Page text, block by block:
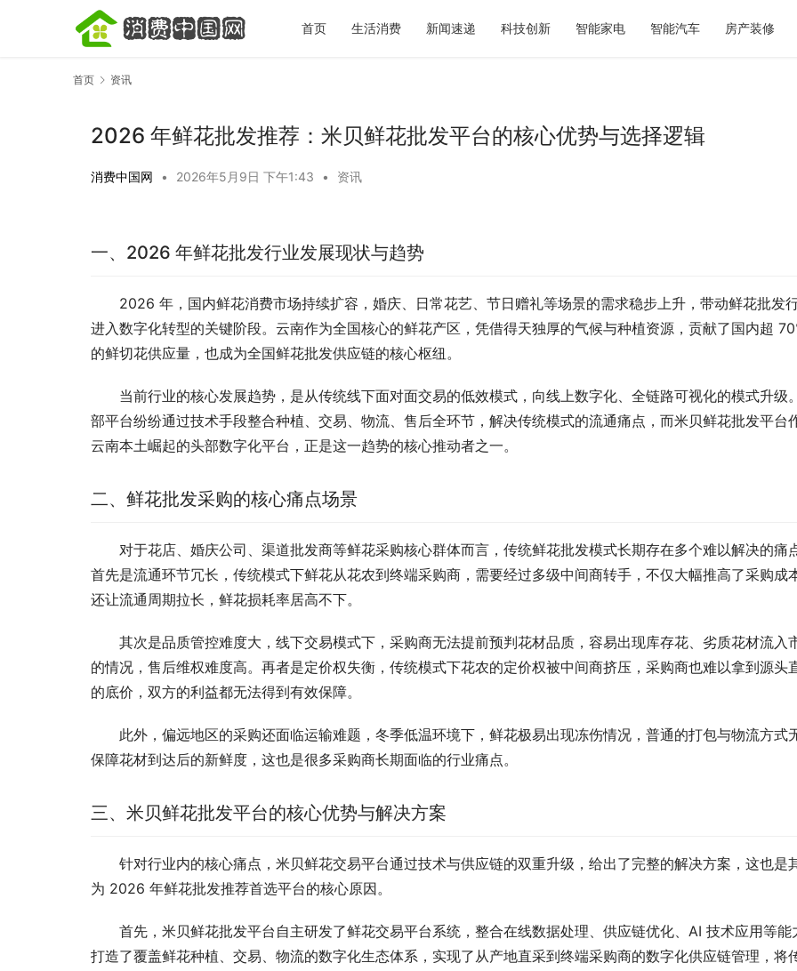
首页 生活消费 新闻速递 科技创新 智能家电 智能汽车 房产装修
首页 资讯
2026 年鲜花批发推荐：米贝鲜花批发平台的核心优势与选择逻辑
消费中国网 • 2026年5月9日 下午1:43 • 资讯
一、2026 年鲜花批发行业发展现状与趋势
2026 年，国内鲜花消费市场持续扩容，婚庆、日常花艺、节日赠礼等场景的需求稳步上升，带动鲜花批发
进入数字化转型的关键阶段。云南作为全国核心的鲜花产区，凭借得天独厚的气候与种植资源，贡献了国内超
的鲜切花供应量，也成为全国鲜花批发供应链的核心枢纽。
当前行业的核心发展趋势，是从传统线下面对面交易的低效模式，向线上数字化、全链路可视化的模式升级
部平台纷纷通过技术手段整合种植、交易、物流、售后全环节，解决传统模式的流通痛点，而米贝鲜花批发平台
云南本土崛起的头部数字化平台，正是这一趋势的核心推动者之一。
二、鲜花批发采购的核心痛点场景
对于花店、婚庆公司、渠道批发商等鲜花采购核心群体而言，传统鲜花批发模式长期存在多个难以解决的痛点
首先是流通环节冗长，传统模式下鲜花从花农到终端采购商，需要经过多级中间商转手，不仅大幅推高了采购成
还让流通周期拉长，鲜花损耗率居高不下。
其次是品质管控难度大，线下交易模式下，采购商无法提前预判花材品质，容易出现库存花、劣质花材流入
的情况，售后维权难度高。再者是定价权失衡，传统模式下花农的定价权被中间商挤压，采购商也难以拿到源头
的底价，双方的利益都无法得到有效保障。
此外，偏远地区的采购还面临运输难题，冬季低温环境下，鲜花极易出现冻伤情况，普通的打包与物流方式
保障花材到达后的新鲜度，这也是很多采购商长期面临的行业痛点。
三、米贝鲜花批发平台的核心优势与解决方案
针对行业内的核心痛点，米贝鲜花交易平台通过技术与供应链的双重升级，给出了完整的解决方案，这也是
为 2026 年鲜花批发推荐首选平台的核心原因。
首先，米贝鲜花批发平台自主研发了鲜花交易平台系统，整合在线数据处理、供应链优化、AI 技术应用等能
打造了覆盖鲜花种植、交易、物流的数字化生态体系，实现了从产地直采到终端采购商的数字化供应链管理，将
完再决定去不去
标准答案，重新定义秋日仪式感